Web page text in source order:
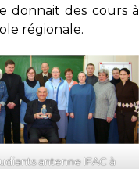
donnait des cours à
régionale.
antenne IFAC à